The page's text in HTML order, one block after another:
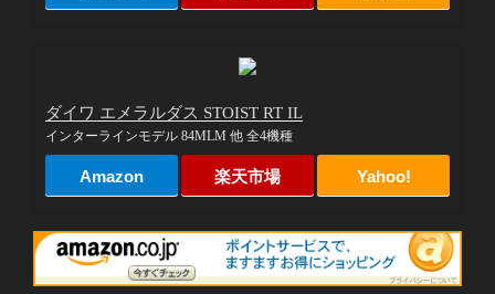
ダイワ エメラルダス STOIST RT IL
インターラインモデル 84MLM 他 全4機種
Amazon 楽天市場 Yahoo!